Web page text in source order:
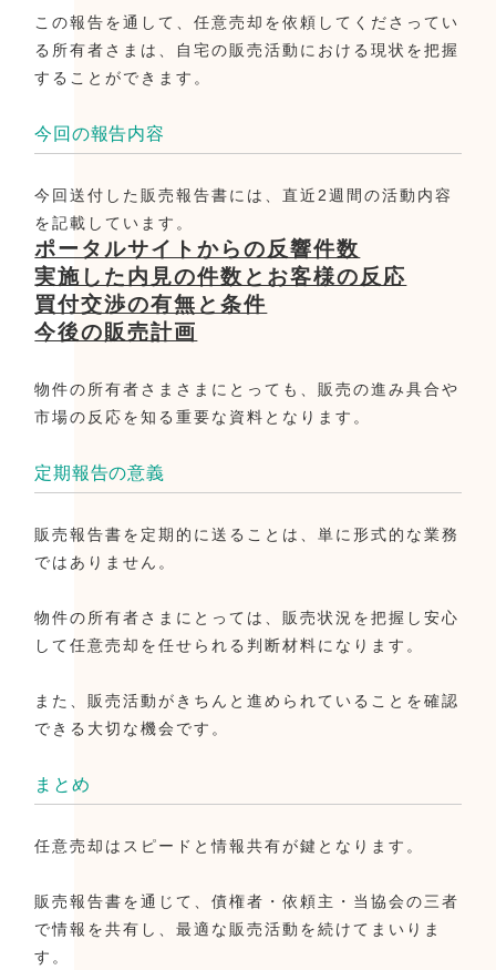
この報告を通して、任意売却を依頼してくださってい
る所有者さまは、自宅の販売活動における現状を把握
することができます。
今回の報告内容
今回送付した販売報告書には、直近2週間の活動内容
を記載しています。
ポータルサイトからの反響件数
実施した内見の件数とお客様の反応
買付交渉の有無と条件
今後の販売計画
物件の所有者さまさまにとっても、販売の進み具合や
市場の反応を知る重要な資料となります。
定期報告の意義
販売報告書を定期的に送ることは、単に形式的な業務
ではありません。
物件の所有者さまにとっては、販売状況を把握し安心
して任意売却を任せられる判断材料になります。
また、販売活動がきちんと進められていることを確認
できる大切な機会です。
まとめ
任意売却はスピードと情報共有が鍵となります。
販売報告書を通じて、債権者・依頼主・当協会の三者
で情報を共有し、最適な販売活動を続けてまいりま
す。